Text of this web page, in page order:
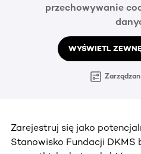
przechowywanie
WYŚWIETL
Zarejestruj się jako
Stanowisko Fundacji DKMS